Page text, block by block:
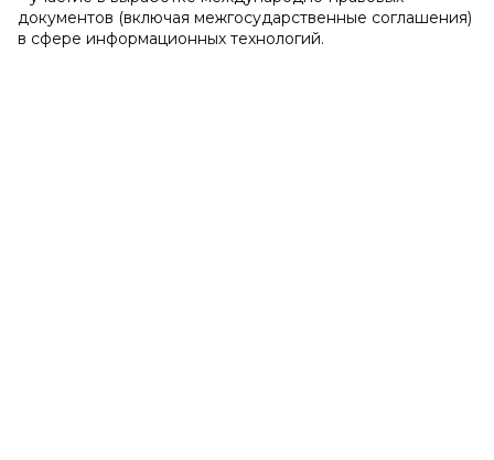
документов (включая межгосударственные соглашения)
в сфере информационных технологий.